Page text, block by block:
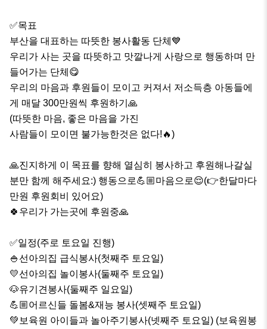
✅️목표
부산을 대표하는 따뜻한 봉사활동 단체💙
우리가 사는 곳을 따뜻하고 맛깔나게 사랑으로 행동하며 만
들어가는 단체😋
우리의 마음과 후원들이 모이고 커져서 저소득층 아동들에
게 매달 300만원씩 후원하기🙏
(따뜻한 마음, 좋은 마음을 가진
사람들이 모이면 불가능한것은 없다!🔥)
🙏진지하게 이 목표를 향해 열심히 봉사하고 후원해나갈실
분만 함께 해주세요:) 행동으로💪🏼마음으로😌(👉한달마다
만원 후원회비 있어요)
🍀우리가 가는곳에 후원중🙏
✅️일정(주로 토요일 진행)
🍚선아의집 급식봉사(첫째주 토요일)
💛선아의집 놀이봉사(둘째주 토요일)
🐶유기견봉사(둘째주 일요일)
💪🏼어르신들 돌봄&재능 봉사(셋째주 토요일)
💚보육원 아이들과 놀아주기봉사(넷째주 토요일) (보육원봉